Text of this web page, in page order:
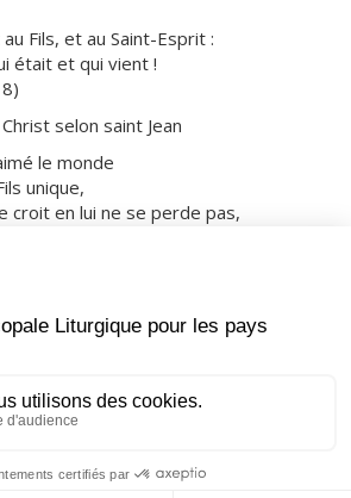
Fils, et au Saint-Esprit :
était et qui vient !
selon saint Jean
le monde
unique,
croit en lui ne se perde pas,
son Fils dans le monde,
le monde,
lui, le monde soit sauvé.
échappe au Jugement ;
est déjà jugé,
cru au nom du Fils unique de Dieu.
de Dieu.